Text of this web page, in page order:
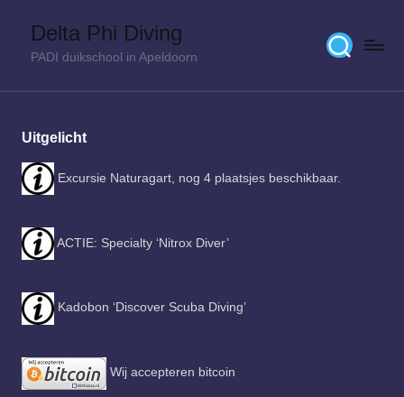
Delta Phi Diving
PADI duikschool in Apeldoorn
Uitgelicht
Excursie Naturagart, nog 4 plaatsjes beschikbaar.
ACTIE: Specialty ‘Nitrox Diver’
Kadobon ‘Discover Scuba Diving’
Wij accepteren bitcoin